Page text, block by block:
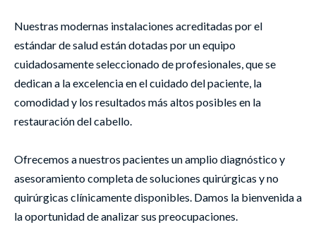
Nuestras modernas instalaciones acreditadas por el
estándar de salud están dotadas por un equipo
cuidadosamente seleccionado de profesionales, que se
dedican a la excelencia en el cuidado del paciente, la
comodidad y los resultados más altos posibles en la
restauración del cabello.
Ofrecemos a nuestros pacientes un amplio diagnóstico y
asesoramiento completa de soluciones quirúrgicas y no
quirúrgicas clínicamente disponibles. Damos la bienvenida a
la oportunidad de analizar sus preocupaciones.